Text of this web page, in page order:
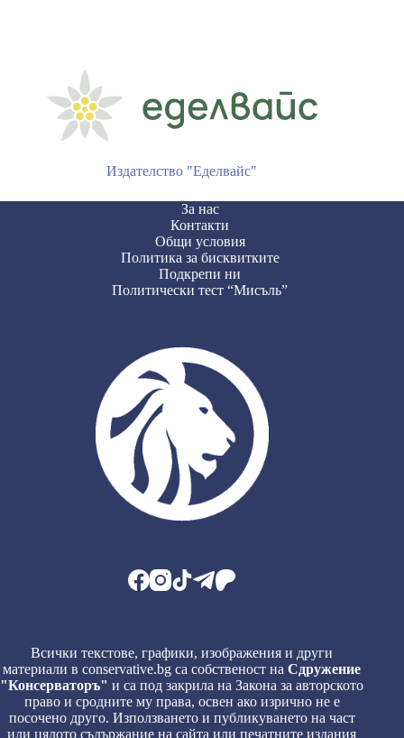
Издателство "Еделвайс"
За нас
Контакти
Общи условия
Политика за бисквитките
Подкрепи ни
Политически тест “Мисъль”
Всички текстове, графики, изображения и други
материали в conservative.bg са собственост наСдружение
"Консерваторъ" и са под закрила на Закона за авторското
право и сродните му права, освен ако изрично не е
посочено друго. Използването и публикуването на част
или цялото съдържание на сайта или печатните издания